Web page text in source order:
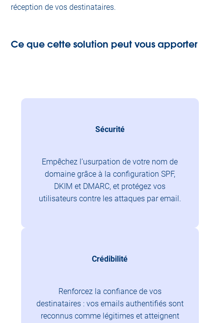
réception de vos destinataires.
Ce que cette solution peut vous apporter
Sécurité
Empêchez l’usurpation de votre nom de
domaine grâce à la configuration SPF,
DKIM et DMARC, et protégez vos
utilisateurs contre les attaques par email.
Crédibilité
Renforcez la confiance de vos
destinataires : vos emails authentifiés sont
reconnus comme légitimes et atteignent